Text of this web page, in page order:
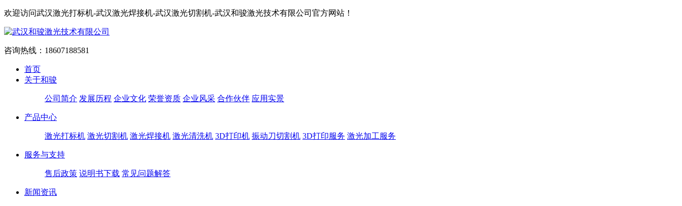
欢迎访问武汉激光打标机-武汉激光焊接机-武汉激光切割机-武汉和骏激光技术有限公司官方网站！
咨询热线： 18607188581
首页
关于和骏
公司简介 发展历程 企业文化 荣誉资质 企业风采 合作伙伴 应用实景
产品中心
激光打标机 激光切割机 激光焊接机 激光清洗机 3D打印机 振动刀切割机 3D打印服务 激光加工服务
服务与支持
售后政策 说明书下载 常见问题解答
新闻资讯